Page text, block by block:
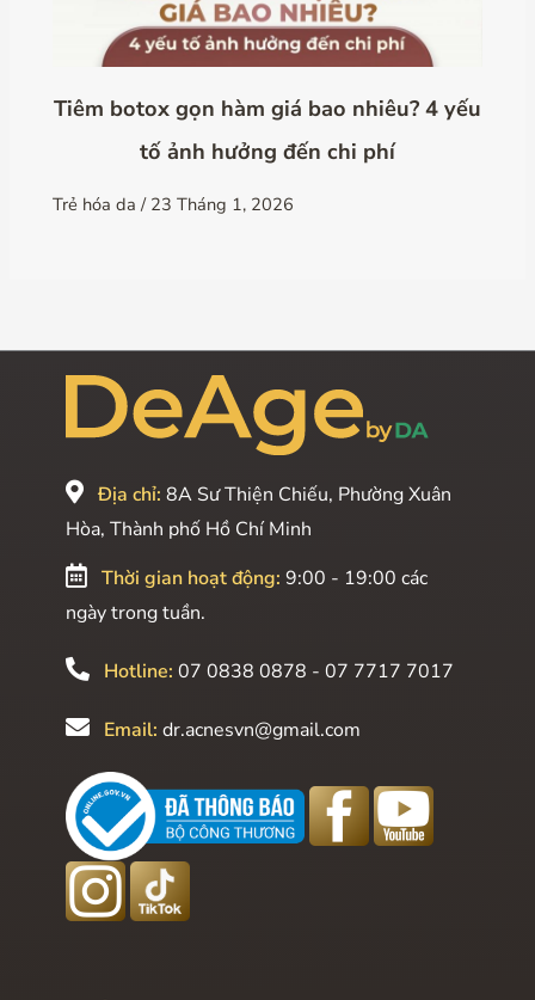
Tiêm botox gọn hàm giá bao nhiêu? 4 yếu
tố ảnh hưởng đến chi phí
Trẻ hóa da / 23 Tháng 1, 2026
Địa chỉ: 8A Sư Thiện Chiếu, Phường Xuân
Hòa, Thành phố Hồ Chí Minh
Thời gian hoạt động: 9:00 - 19:00 các
ngày trong tuần.
Hotline: 07 0838 0878 - 07 7717 7017
Email: dr.acnesvn@gmail.com